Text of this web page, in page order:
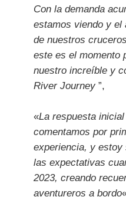
Con la demanda
estamos viendo y el
de nuestros
este es el momento
nuestro increíble y
River Journey ”,
«La respuesta
comentamos por
experiencia, y estoy
las expectativas
2023, creando
aventureros a bordo